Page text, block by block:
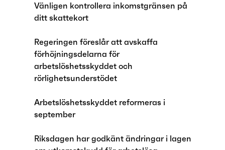
Vänligen kontrollera inkomstgränsen på
ditt skattekort
Regeringen föreslår att avskaffa
förhöjningsdelarna för
arbetslöshetsskyddet och
rörlighetsunderstödet
Arbetslöshetsskyddet reformeras i
september
Riksdagen har godkänt ändringar i lagen